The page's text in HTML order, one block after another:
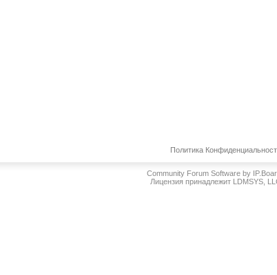
Политика
Community Forum Software by
Лицензия принадлежит LDMSYS,